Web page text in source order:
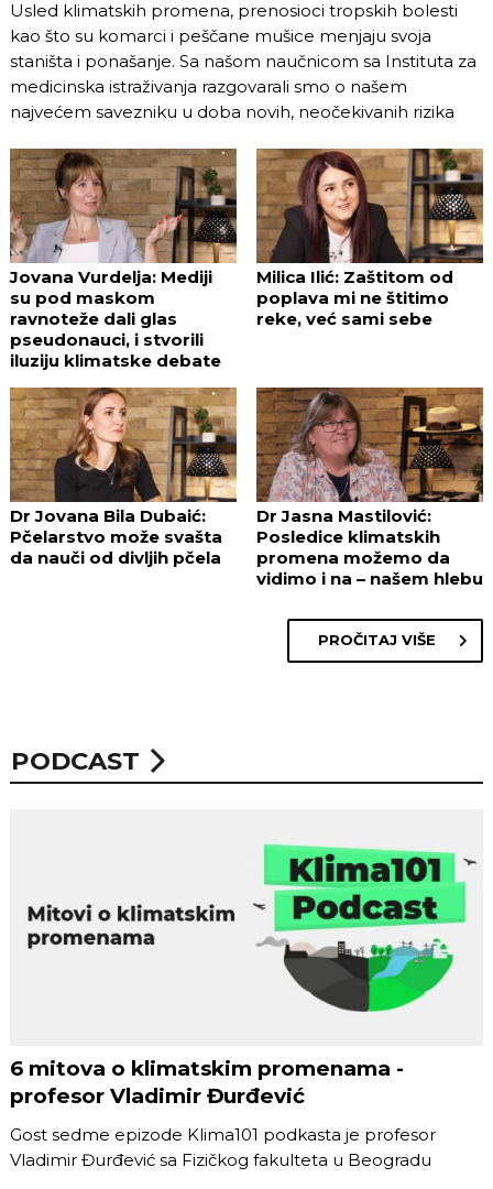
Usled klimatskih promena, prenosioci tropskih bolesti
kao što su komarci i peščane mušice menjaju svoja
staništa i ponašanje. Sa našom naučnicom sa Instituta za
medicinska istraživanja razgovarali smo o našem
najvećem savezniku u doba novih, neočekivanih rizika
Jovana Vurdelja: Mediji
su pod maskom
ravnoteže dali glas
pseudonauci, i stvorili
iluziju klimatske debate
Milica Ilić: Zaštitom od
poplava mi ne štitimo
reke, već sami sebe
Dr Jovana Bila Dubaić:
Pčelarstvo može svašta
da nauči od divljih pčela
Dr Jasna Mastilović:
Posledice klimatskih
promena možemo da
vidimo i na – našem hlebu
PROČITAJ VIŠE
PODCAST
6 mitova o klimatskim promenama -
profesor Vladimir Đurđević
Gost sedme epizode Klima101 podkasta je profesor
Vladimir Đurđević sa Fizičkog fakulteta u Beogradu